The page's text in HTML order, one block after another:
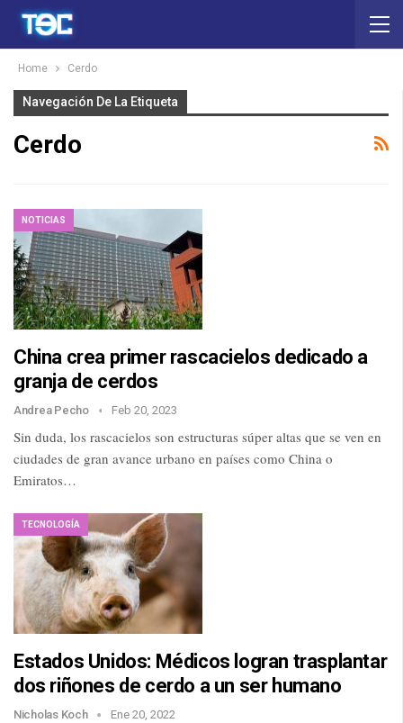
Home Cerdo
Navegación De La Etiqueta
Cerdo
NOTICIAS
China crea primer rascacielos dedicado a
granja de cerdos
Andrea Pecho Feb 20, 2023
Sin duda, los rascacielos son estructuras súper altas que se ven en
ciudades de gran avance urbano en países como China o
Emiratos…
TECNOLOGÍA
Estados Unidos: Médicos logran trasplantar
dos riñones de cerdo a un ser humano
Nicholas Koch Ene 20, 2022